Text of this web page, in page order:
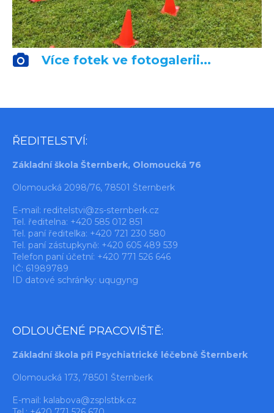
Více fotek ve fotogalerii...
ŘEDITELSTVÍ:
Základní škola Šternberk, Olomoucká 76
Olomoucká 2098/76, 78501 Šternberk
E-mail: reditelstvi@zs-sternberk.cz
Tel. ředitelna: +420 585 012 851
Tel. paní ředitelka: +420 721 230 580
Tel. paní zástupkyně: +420 605 489 539
Telefon paní účetní: +420 771 526 646
IČ: 61989789
ID datové schránky: uqugyng
ODLOUČENÉ PRACOVIŠTĚ:
Základní škola při Psychiatrické léčebně Šternberk
Olomoucká 173, 78501 Šternberk
E-mail: kalabova@zsplstbk.cz